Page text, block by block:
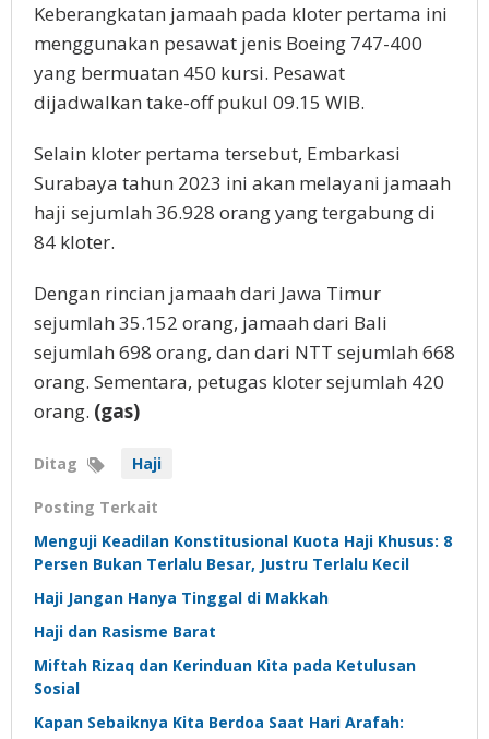
Keberangkatan jamaah pada kloter pertama ini
menggunakan pesawat jenis Boeing 747-400
yang bermuatan 450 kursi. Pesawat
dijadwalkan take-off pukul 09.15 WIB.
Selain kloter pertama tersebut, Embarkasi
Surabaya tahun 2023 ini akan melayani jamaah
haji sejumlah 36.928 orang yang tergabung di
84 kloter.
Dengan rincian jamaah dari Jawa Timur
sejumlah 35.152 orang, jamaah dari Bali
sejumlah 698 orang, dan dari NTT sejumlah 668
orang. Sementara, petugas kloter sejumlah 420
orang. (gas)
Ditag Haji
Posting Terkait
Menguji Keadilan Konstitusional Kuota Haji Khusus: 8
Persen Bukan Terlalu Besar, Justru Terlalu Kecil
Haji Jangan Hanya Tinggal di Makkah
Haji dan Rasisme Barat
Miftah Rizaq dan Kerinduan Kita pada Ketulusan
Sosial
Kapan Sebaiknya Kita Berdoa Saat Hari Arafah: